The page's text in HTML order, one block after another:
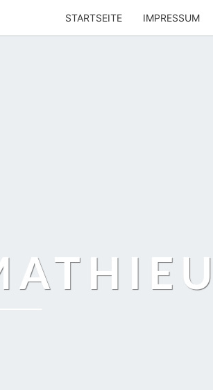
STARTSEITE IMPRESSUM